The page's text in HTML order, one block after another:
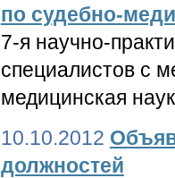
по судебно-
7-я научно-
специалистов с
медицинская
10.10.2012
должностей